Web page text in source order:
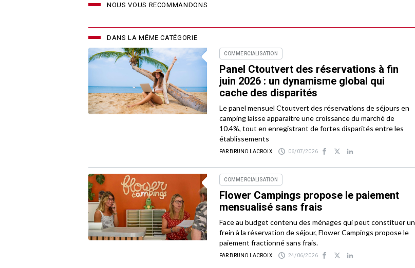
NOUS VOUS RECOMMANDONS
DANS LA MÊME CATÉGORIE
COMMERCIALISATION
Panel Ctoutvert des réservations à fin
juin 2026 : un dynamisme global qui
cache des disparités
Le panel mensuel Ctoutvert des réservations de séjours en
camping laisse apparaitre une croissance du marché de
10.4%, tout en enregistrant de fortes disparités entre les
établissements
PAR BRUNO LACROIX 06/07/2026
COMMERCIALISATION
Flower Campings propose le paiement
mensualisé sans frais
Face au budget contenu des ménages qui peut constituer un
frein à la réservation de séjour, Flower Campings propose le
paiement fractionné sans frais.
PAR BRUNO LACROIX 24/06/2026